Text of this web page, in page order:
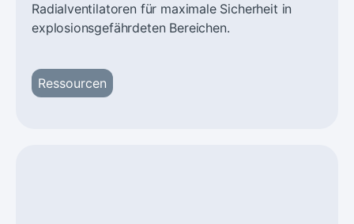
Radialventilatoren für maximale Sicherheit in
explosionsgefährdeten Bereichen.
Ressourcen